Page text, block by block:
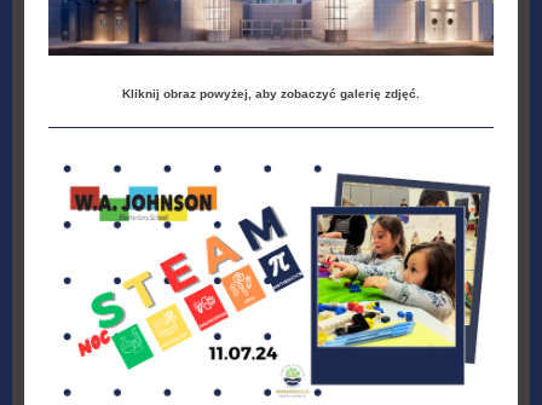
Kliknij obraz powyżej, aby zobaczyć galerię zdjęć.